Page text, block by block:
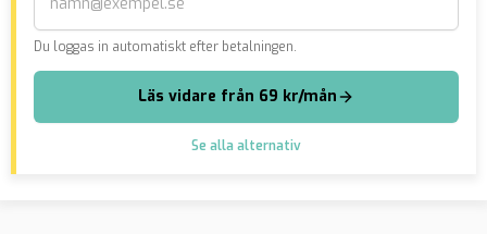
Du loggas in automatiskt efter betalningen.
Läs vidare från 69 kr/mån
Se alla alternativ